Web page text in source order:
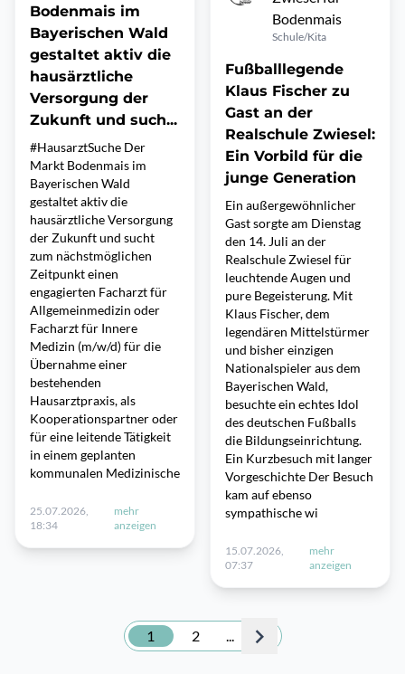
Bodenmais im
Bayerischen Wald
gestaltet aktiv die
hausärztliche
Versorgung der
Zukunft und such...
#HausarztSuche Der
Markt Bodenmais im
Bayerischen Wald
gestaltet aktiv die
hausärztliche Versorgung
der Zukunft und sucht
zum nächstmöglichen
Zeitpunkt einen
engagierten Facharzt für
Allgemeinmedizin oder
Facharzt für Innere
Medizin (m/w/d) für die
Übernahme einer
bestehenden
Hausarztpraxis, als
Kooperationspartner oder
für eine leitende Tätigkeit
in einem geplanten
kommunalen Medizinische
25.07.2026,
18:34
mehr
anzeigen
Bodenmais
Schule/Kita
Fußballlegende
Klaus Fischer zu
Gast an der
Realschule Zwiesel:
Ein Vorbild für die
junge Generation
Ein außergewöhnlicher
Gast sorgte am Dienstag
den 14. Juli an der
Realschule Zwiesel für
leuchtende Augen und
pure Begeisterung. Mit
Klaus Fischer, dem
legendären Mittelstürmer
und bisher einzigen
Nationalspieler aus dem
Bayerischen Wald,
besuchte ein echtes Idol
des deutschen Fußballs
die Bildungseinrichtung.
Ein Kurzbesuch mit langer
Vorgeschichte Der Besuch
kam auf ebenso
sympathische wi
15.07.2026,
07:37
mehr
anzeigen
1 2 ...